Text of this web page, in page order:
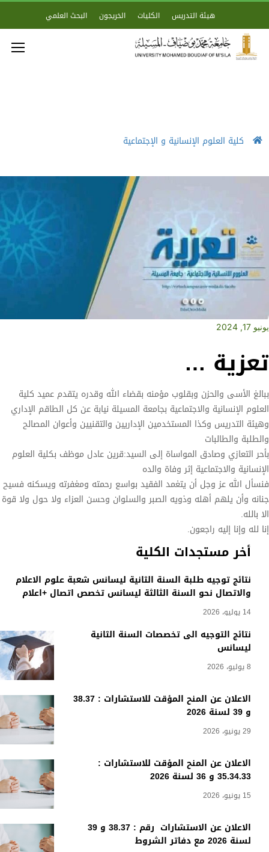
هيئة التدريس الكليات الخريجون البحث العلمي
كلية العلوم الإنسانية و الإجتماعية
أخر مستجدات الكلية
نتائج توجيه طلبة السنة الثانية ليسانس شعبة علوم الاعلام
والاتصال نحو السنة الثالثة ليسانس تخصص اتصال +اعلام
14 يوليو، 2026
نتائج التوجيه الى تخصصات السنة الثانية
ليسانس
8 يوليو، 2026
الاعلان عن المنح المؤقت للاستشارات : 38.37
و 39 لسنة 2026
29 يونيو، 2026
الاعلان عن المنح المؤقت للاستشارات :
35.34.33 و 36 لسنة 2026
15 يونيو، 2026
الاعلان عن الاستشارات رقم : 38.37 و 39
لسنة 2026 مع دفاتر الشروط
يونيو 17, 2024
تعزية …
ببالغ اﻷ‌سى والحزن وبقلوب مؤمنه بقضاء الله وقدره يتقدم عميد كلية
العلوم الإنسانية والاجتماعية بجامعة المسيلة نيابة عن كل الطاقم الإداري
وهيئة التدريس وكذا المستخدمين الإداريين والتقنيين وأعوان المصالح
والطلبة والطالبات
بأحر التعازي وصادق المواساة إلى السيد:قرين عادل موظف بكلية العلوم
الإنسانية والاجتماعية إثر وفاة والده
فنسأل الله عز وجل أن يتغمد الفقيد بواسع رحمته ومغفرته ويسكنه فسيح
جنانه وأن يلهم أهله وذويه الصبر والسلوان وحسن العزاء ولا حول ولا قوة
الا بالله.
إنا لله وإنا إليه راجعون.